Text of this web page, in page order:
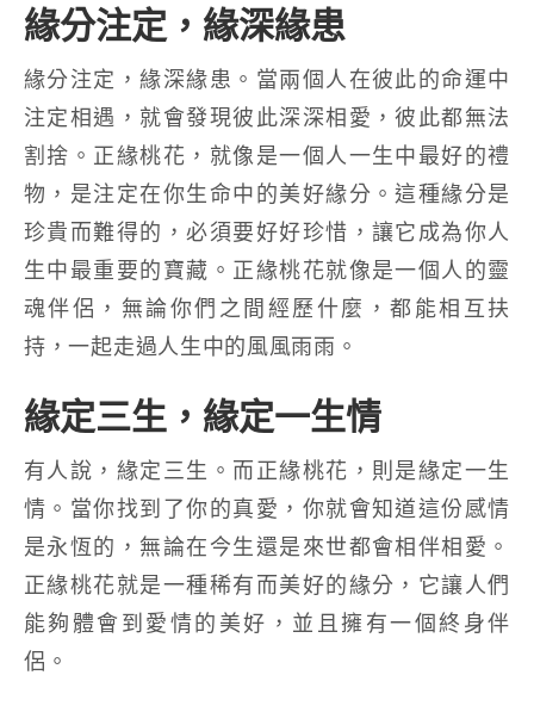
緣分注定，緣深緣患
緣分注定，緣深緣患。當兩個人在彼此的命運中
注定相遇，就會發現彼此深深相愛，彼此都無法
割捨。正緣桃花，就像是一個人一生中最好的禮
物，是注定在你生命中的美好緣分。這種緣分是
珍貴而難得的，必須要好好珍惜，讓它成為你人
生中最重要的寶藏。正緣桃花就像是一個人的靈
魂伴侶，無論你們之間經歷什麼，都能相互扶
持，一起走過人生中的風風雨雨。
緣定三生，緣定一生情
有人說，緣定三生。而正緣桃花，則是緣定一生
情。當你找到了你的真愛，你就會知道這份感情
是永恆的，無論在今生還是來世都會相伴相愛。
正緣桃花就是一種稀有而美好的緣分，它讓人們
能夠體會到愛情的美好，並且擁有一個終身伴
侶。